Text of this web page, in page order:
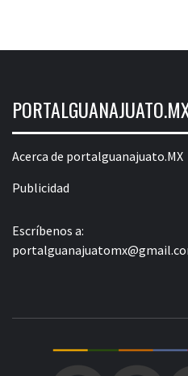
Acerca de portalguanajuato.MX
Publicidad
Escríbenos a: